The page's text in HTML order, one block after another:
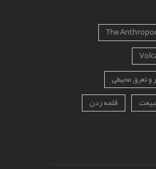
The
و تعرق محیطی
قلمه زدن